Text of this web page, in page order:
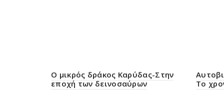
Ο μικρός δράκος Καρύδας-Στην
εποχή των δεινοσαύρων
Το